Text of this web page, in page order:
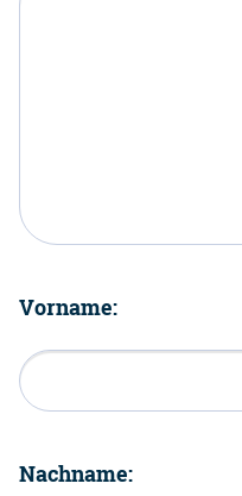
Vorname:
Nachname: